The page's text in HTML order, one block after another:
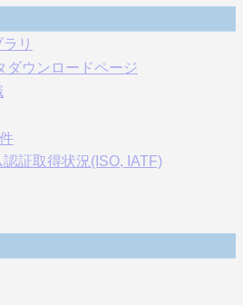
リ
ダウンロードページ
証取得状況(ISO, IATF)